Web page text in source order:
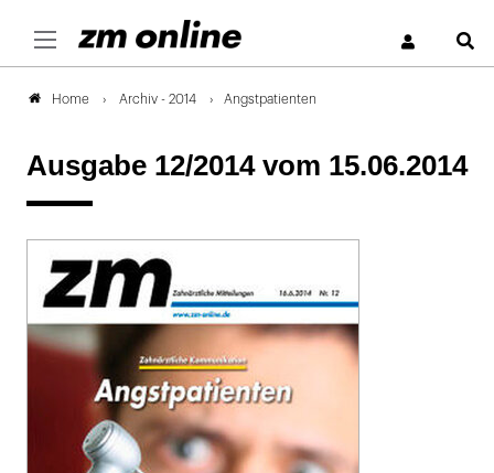
Home Archiv - 2014 Angstpatienten
Ausgabe 12/2014 vom 15.06.2014